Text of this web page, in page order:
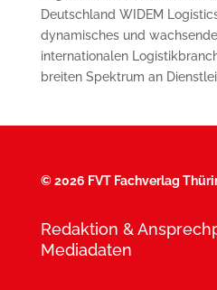
Deutschland WIDEM
dynamisches und
internationalen
breiten Spektrum an
©2026 FVT Fachverlag
Redaktion &
Mediadaten